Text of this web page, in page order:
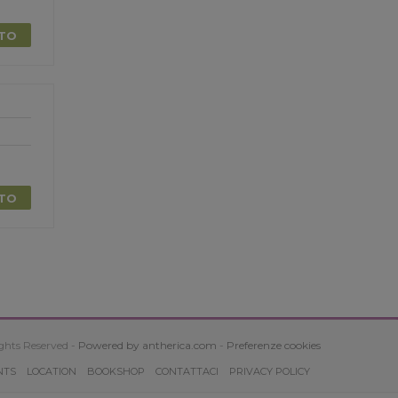
Reserved - Powered by antherica.com - Preferenze cookies
LOCATION BOOKSHOP CONTATTACI PRIVACY POLICY